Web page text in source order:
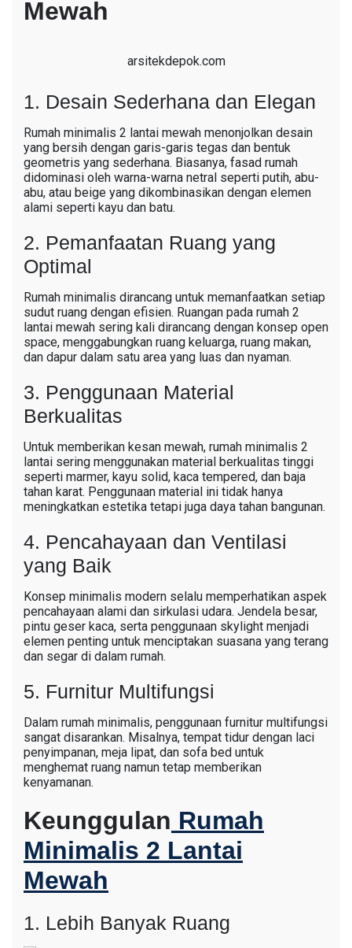
Mewah
arsitekdepok.com
1. Desain Sederhana dan Elegan
Rumah minimalis 2 lantai mewah menonjolkan desain
yang bersih dengan garis-garis tegas dan bentuk
geometris yang sederhana. Biasanya, fasad rumah
didominasi oleh warna-warna netral seperti putih, abu-
abu, atau beige yang dikombinasikan dengan elemen
alami seperti kayu dan batu.
2. Pemanfaatan Ruang yang
Optimal
Rumah minimalis dirancang untuk memanfaatkan setiap
sudut ruang dengan efisien. Ruangan pada rumah 2
lantai mewah sering kali dirancang dengan konsep open
space, menggabungkan ruang keluarga, ruang makan,
dan dapur dalam satu area yang luas dan nyaman.
3. Penggunaan Material
Berkualitas
Untuk memberikan kesan mewah, rumah minimalis 2
lantai sering menggunakan material berkualitas tinggi
seperti marmer, kayu solid, kaca tempered, dan baja
tahan karat. Penggunaan material ini tidak hanya
meningkatkan estetika tetapi juga daya tahan bangunan.
4. Pencahayaan dan Ventilasi
yang Baik
Konsep minimalis modern selalu memperhatikan aspek
pencahayaan alami dan sirkulasi udara. Jendela besar,
pintu geser kaca, serta penggunaan skylight menjadi
elemen penting untuk menciptakan suasana yang terang
dan segar di dalam rumah.
5. Furnitur Multifungsi
Dalam rumah minimalis, penggunaan furnitur multifungsi
sangat disarankan. Misalnya, tempat tidur dengan laci
penyimpanan, meja lipat, dan sofa bed untuk
menghemat ruang namun tetap memberikan
kenyamanan.
Keunggulan Rumah
Minimalis 2 Lantai
Mewah
1. Lebih Banyak Ruang